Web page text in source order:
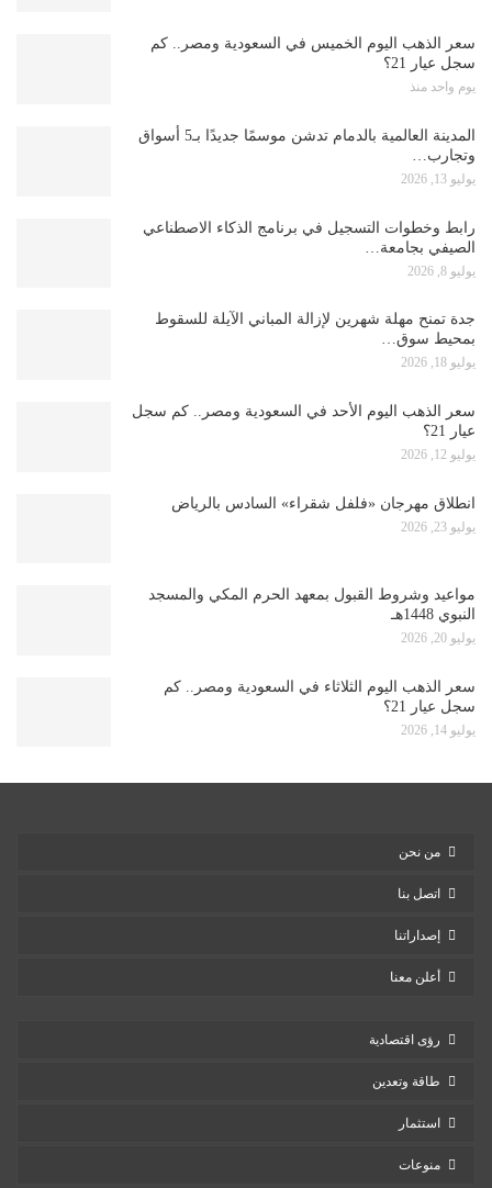
سعر الذهب اليوم الخميس في السعودية ومصر.. كم
سجل عيار 21؟
يوم واحد منذ
المدينة العالمية بالدمام تدشن موسمًا جديدًا بـ5 أسواق
وتجارب…
يوليو 13, 2026
رابط وخطوات التسجيل في برنامج الذكاء الاصطناعي
الصيفي بجامعة…
يوليو 8, 2026
جدة تمنح مهلة شهرين لإزالة المباني الآيلة للسقوط
بمحيط سوق…
يوليو 18, 2026
سعر الذهب اليوم الأحد في السعودية ومصر.. كم سجل
عيار 21؟
يوليو 12, 2026
انطلاق مهرجان «فلفل شقراء» السادس بالرياض
يوليو 23, 2026
مواعيد وشروط القبول بمعهد الحرم المكي والمسجد
النبوي 1448هـ
يوليو 20, 2026
سعر الذهب اليوم الثلاثاء في السعودية ومصر.. كم
سجل عيار 21؟
يوليو 14, 2026
من نحن
اتصل بنا
إصداراتنا
أعلن معنا
رؤى اقتصادية
طاقة وتعدين
استثمار
منوعات